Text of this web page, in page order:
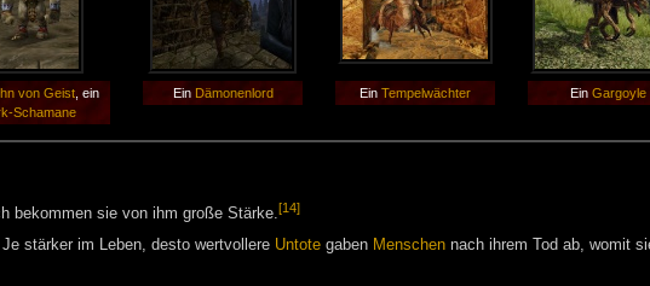
von Geist, ein
Schamane
Ein Dämonenlord EinTempelwächter Ein Gargoyle
bekommen sie von ihm große Stärke.[14]
stärker im Leben, desto wertvollere Untote gaben Menschen nach ihrem Tod ab, womit